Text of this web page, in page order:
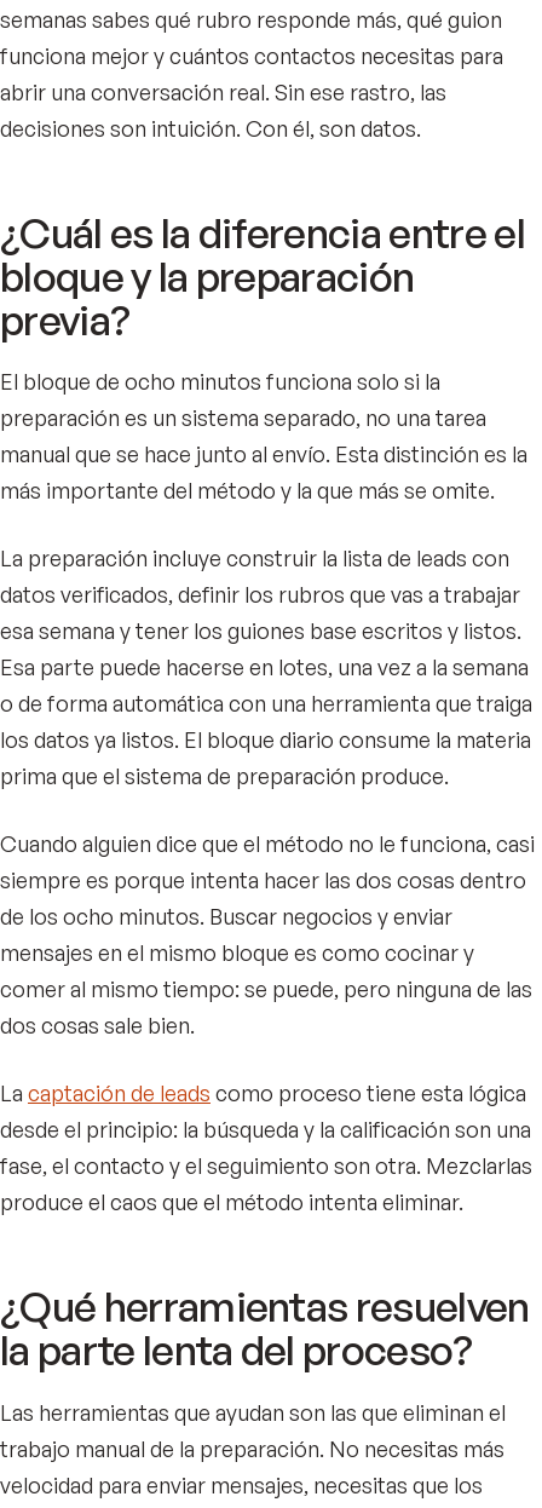
semanas sabes qué rubro responde más, qué guion
funciona mejor y cuántos contactos necesitas para
abrir una conversación real. Sin ese rastro, las
decisiones son intuición. Con él, son datos.
¿Cuál es la diferencia entre el
bloque y la preparación
previa?
El bloque de ocho minutos funciona solo si la
preparación es un sistema separado, no una tarea
manual que se hace junto al envío. Esta distinción es la
más importante del método y la que más se omite.
La preparación incluye construir la lista de leads con
datos verificados, definir los rubros que vas a trabajar
esa semana y tener los guiones base escritos y listos.
Esa parte puede hacerse en lotes, una vez a la semana
o de forma automática con una herramienta que traiga
los datos ya listos. El bloque diario consume la materia
prima que el sistema de preparación produce.
Cuando alguien dice que el método no le funciona, casi
siempre es porque intenta hacer las dos cosas dentro
de los ocho minutos. Buscar negocios y enviar
mensajes en el mismo bloque es como cocinar y
comer al mismo tiempo: se puede, pero ninguna de las
dos cosas sale bien.
La captación de leads como proceso tiene esta lógica
desde el principio: la búsqueda y la calificación son una
fase, el contacto y el seguimiento son otra. Mezclarlas
produce el caos que el método intenta eliminar.
¿Qué herramientas resuelven
la parte lenta del proceso?
Las herramientas que ayudan son las que eliminan el
trabajo manual de la preparación. No necesitas más
velocidad para enviar mensajes, necesitas que los